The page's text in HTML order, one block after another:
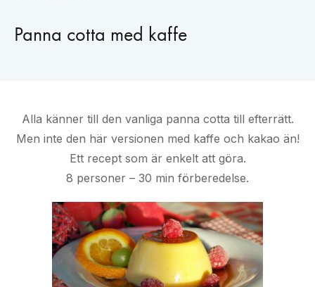
Panna cotta med kaffe
Alla känner till den vanliga panna cotta till efterrätt.
Men inte den här versionen med kaffe och kakao än!
Ett recept som är enkelt att göra.
8 personer – 30 min förberedelse.